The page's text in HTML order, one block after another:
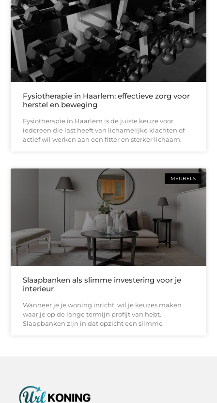
Fysiotherapie in Haarlem: effectieve zorg voor
herstel en beweging
Fysiotherapie in Haarlem is de juiste keuze voor
iedereen die last heeft van lichamelijke klachten of
actief wil werken aan een fitter en sterker lichaam.
MEUBELS
Slaapbanken als slimme investering voor je
interieur
Wanneer je je woning inricht, wil je keuzes maken
waar je op de lange termijn profijt van hebt.
Slaapbanken zijn in dat opzicht een slimme